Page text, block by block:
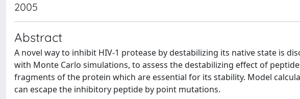
2005
Abstract
A novel way to inhibit HIV-1 protease by destabilizing its native state is
with Monte Carlo simulations, to assess the destabilizing effect of
fragments of the protein which are essential for its stability. Model
can escape the inhibitory peptide by point mutations.